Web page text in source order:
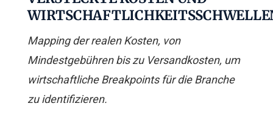
Mapping der realen Kosten, von
Mindestgebühren bis zu Versandkosten, um
wirtschaftliche Breakpoints für die Branche
zu identifizieren.